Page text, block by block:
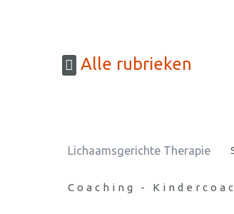
Alle rubrieken
Lichaamsgerichte Therapie
Coaching -